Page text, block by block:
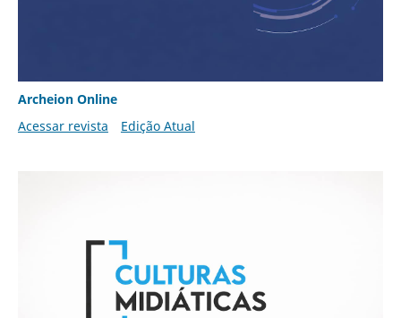
Archeion Online
Acessar revista
Edição Atual